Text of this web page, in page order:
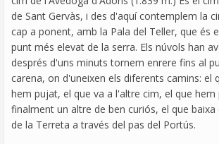
de Sant Gervàs, i des d'aquí contemplem la
cap a ponent, amb la Pala del Teller, que és
punt més elevat de la serra. Els núvols han
després d'uns minuts tornem enrere fins al
carena, on d'uneixen els diferents camins: el
hem pujat, el que va a l'altre cim, el que
finalment un altre de ben curiós, el que baixa
de la Terreta a través del pas del Portús.